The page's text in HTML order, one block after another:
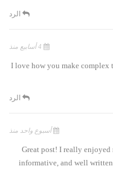
الرد
I love how you make complex
الرد
أسبوع واحد منذ
Great post! I really
informative, and well